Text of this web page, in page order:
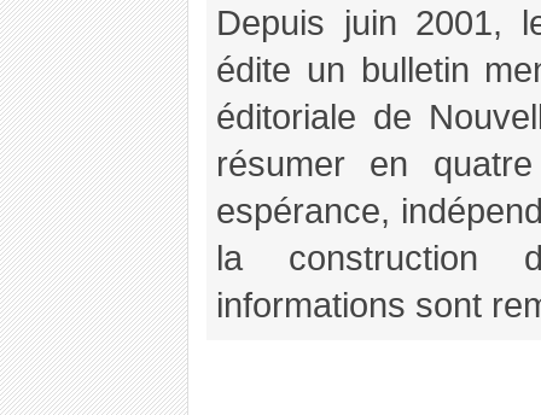
Depuis juin 2001,
édite un bulletin
éditoriale de
résumer en
espérance,
la construction
informations sont